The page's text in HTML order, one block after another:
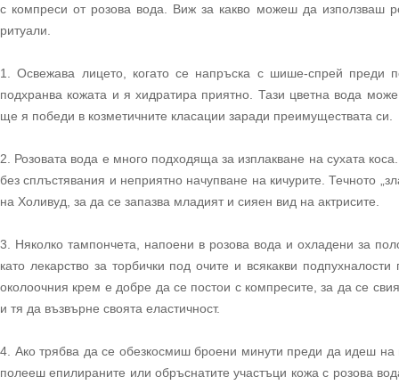
с компреси от розова вода. Виж за какво можеш да използваш
ритуали.
1. Освежава лицето, когато се напръска с шише-спрей преди
подхранва кожата и я хидратира приятно. Тази цветна вода
ще я победи в козметичните класации заради преимуществата си.
2. Розовата вода е много подходяща за изплакване на сухата
без сплъстявания и неприятно начупване на кичурите. Течното
на Холивуд, за да се запазва младият и сияен вид на актрисите.
3. Няколко тампончета, напоени в розова вода и охладени за
като лекарство за торбички под очите и всякакви
околоочния крем е добре да се постои с компресите, за да се
и тя да възвърне своята еластичност.
4. Ако трябва да се обезкосмиш броени минути преди да идеш
полееш епилираните или обръснатите участъци кожа с розова